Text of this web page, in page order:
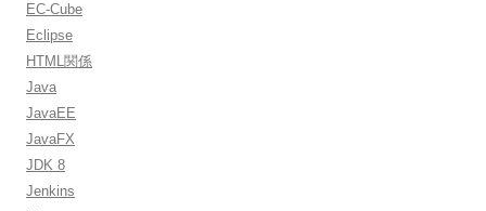
EC-Cube
Eclipse
HTML関係
Java
JavaEE
JavaFX
JDK 8
Jenkins